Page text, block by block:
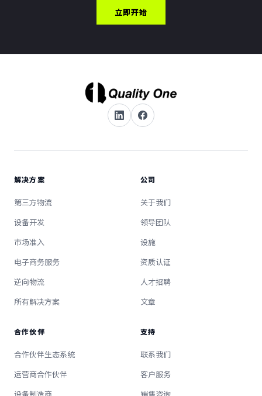
立即开始
解决方案
第三方物流
设备开发
市场准入
电子商务服务
逆向物流
所有解决方案
公司
关于我们
领导团队
设施
资质认证
人才招聘
文章
合作伙伴
合作伙伴生态系统
运营商合作伙伴
支持
联系我们
客户服务